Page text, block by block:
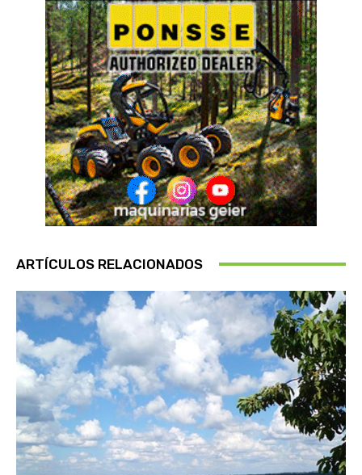
ARTÍCULOS RELACIONADOS